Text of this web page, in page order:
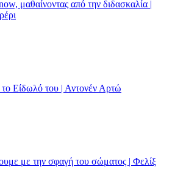
μαθαίνοντας από την διδασκαλία |
Είδωλό του | Αντονέν Αρτώ
με την σφαγή του σώματος | Φελίξ